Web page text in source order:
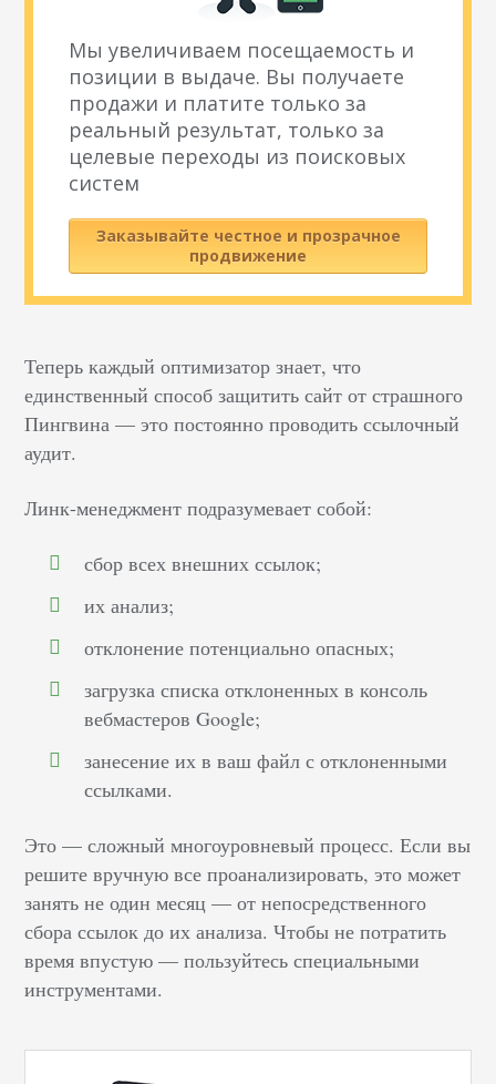
Мы увеличиваем посещаемость и
позиции в выдаче. Вы получаете
продажи и платите только за
реальный результат, только за
целевые переходы из поисковых
систем
Заказывайте честное и прозрачное
продвижение
Теперь каждый оптимизатор знает, что
единственный способ защитить сайт от страшного
Пингвина — это постоянно проводить ссылочный
аудит.
Линк-менеджмент подразумевает собой:
сбор всех внешних ссылок;
их анализ;
отклонение потенциально опасных;
загрузка списка отклоненных в консоль
вебмастеров Google;
занесение их в ваш файл с отклоненными
ссылками.
Это — сложный многоуровневый процесс. Если вы
решите вручную все проанализировать, это может
занять не один месяц — от непосредственного
сбора ссылок до их анализа. Чтобы не потратить
время впустую — пользуйтесь специальными
инструментами.